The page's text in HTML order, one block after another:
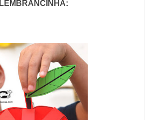
LEMBRANCINHA: